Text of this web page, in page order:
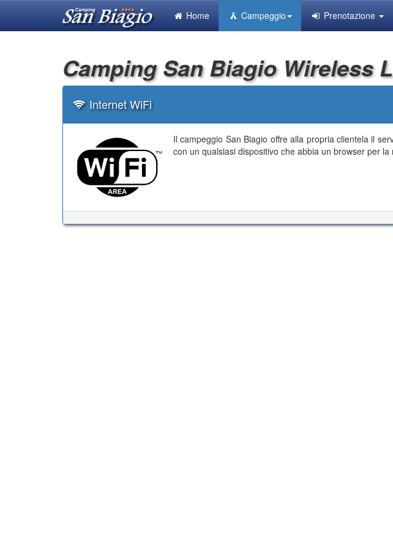
Home Campeggio Prenotazione
Camping San Biagio Wireless
Internet WiFi
Il campeggio San Biagio offre alla propria clientela il
con un qualsiasi dispositivo che abbia un browser per